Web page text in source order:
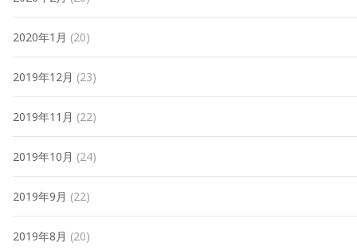
2020年1月 (20)
2019年12月 (23)
2019年11月 (22)
2019年10月 (24)
2019年9月 (22)
2019年8月 (20)